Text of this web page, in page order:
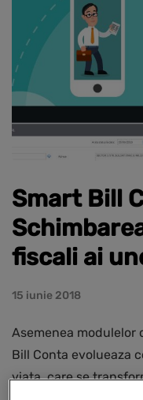
Smart Bill
fiscali ai
15 iunie 2018
Asemenea modulelor
Bill Conta evolueaza
viata, care se